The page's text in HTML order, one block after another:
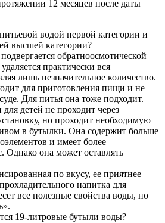
12 месяцев после даты
водой первой категории и
высшей категории?
обратноосмотической
практически вся
лишь незначительное количество.
для приготовления пищи и не
Для питья она тоже подходит.
детей не проходит через
но проходит необходимую
в бутылки. Она содержит больше
и имеет более
Однако она может оставлять
по вкусу, ее приятнее
напитка для
все полезные свойства воды, но
19-литровые бутыли воды?